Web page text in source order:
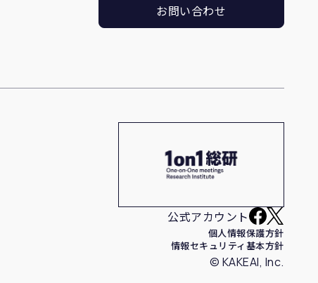
お問い合わせ
公式アカウント
個人情報保護方針
情報セキュリティ基本方針
© KAKEAI, Inc.